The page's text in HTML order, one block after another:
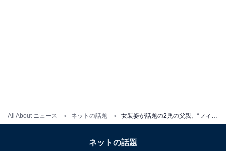
All About ニュース ネットの話題
ネットの話題